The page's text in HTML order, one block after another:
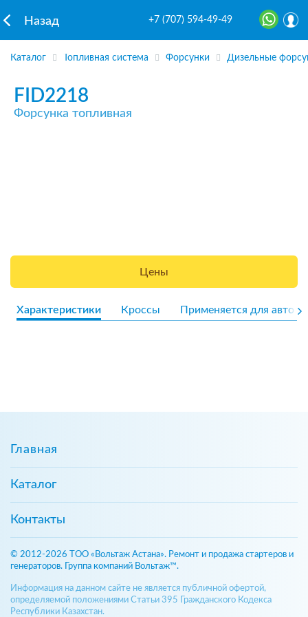
Назад +7 (707) 594-49-49
Каталог Топливная система Форсунки Дизельные
FID2218
Форсунка топливная
Цены
Характеристики Кроссы Применяется для авто
Главная
Каталог
Контакты
© 2012-2026 ТОО «Вольтаж Астана». Ремонт и продажа стартеров и
генераторов. Группа компаний Вольтаж™.
Информация на данном сайте не является публичной офертой,
определяемой положениями Статьи 395 Гражданского Кодекса
Республики Казахстан.